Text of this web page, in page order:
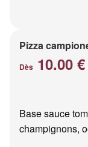
Pizza
Dès 10.00 €
Base sauce
champignons,